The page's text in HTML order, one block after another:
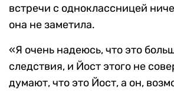
встречи с одноклассницей
она не заметила.
«Я очень надеюсь, что это
следствия, и Йост этого не
думают, что это Йост, а он,